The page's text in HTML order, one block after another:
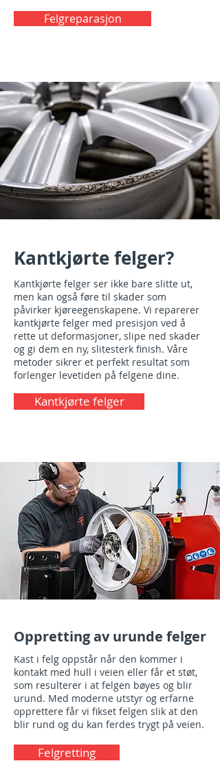
Felgreparasjon
Kantkjørte felger?
Kantkjørte felger ser ikke bare slitte ut,
men kan også føre til skader som
påvirker kjøreegenskapene. Vi reparerer
kantkjørte felger med presisjon ved å
rette ut deformasjoner, slipe ned skader
og gi dem en ny, slitesterk finish. Våre
metoder sikrer et perfekt resultat som
forlenger levetiden på felgene dine.
Kantkjørte felger
Oppretting av urunde felger
Kast i felg oppstår når den kommer i
kontakt med hull i veien eller får et støt,
som resulterer i at felgen bøyes og blir
urund. Med moderne utstyr og erfarne
opprettere får vi fikset felgen slik at den
blir rund og du kan ferdes trygt på veien.​
Felgretting